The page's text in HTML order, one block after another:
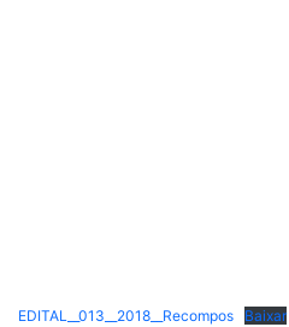
EDITAL__013__2018__Recompos Baixar